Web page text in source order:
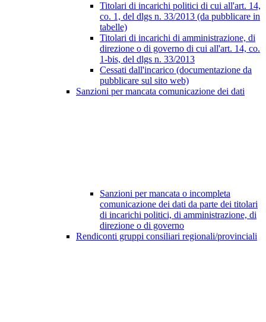
Titolari di incarichi politici di cui all'art. 14,
co. 1, del dlgs n. 33/2013 (da pubblicare in
tabelle)
Titolari di incarichi di amministrazione, di
direzione o di governo di cui all'art. 14, co.
1-bis, del dlgs n. 33/2013
Cessati dall'incarico (documentazione da
pubblicare sul sito web)
Sanzioni per mancata comunicazione dei dati
Sanzioni per mancata o incompleta
comunicazione dei dati da parte dei titolari
di incarichi politici, di amministrazione, di
direzione o di governo
Rendiconti gruppi consiliari regionali/provinciali